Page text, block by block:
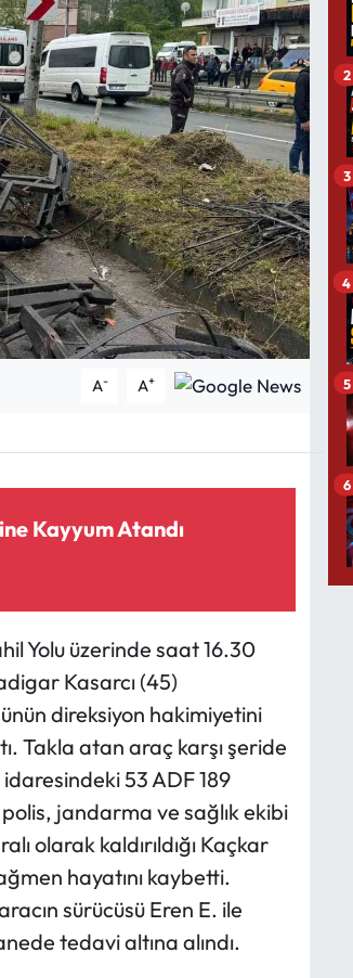
A- A+
Kayyum Atandı
Yolu üzerinde saat 16.30
Kasarcı (45)
direksiyon hakimiyetini
Takla atan araç karşı şeride
53 ADF 189
jandarma ve sağlık ekibi
olarak kaldırıldığı Kaçkar
hayatını kaybetti.
sürücüsü Eren E. ile
tedavi altına alındı.
2
3
4
5
6